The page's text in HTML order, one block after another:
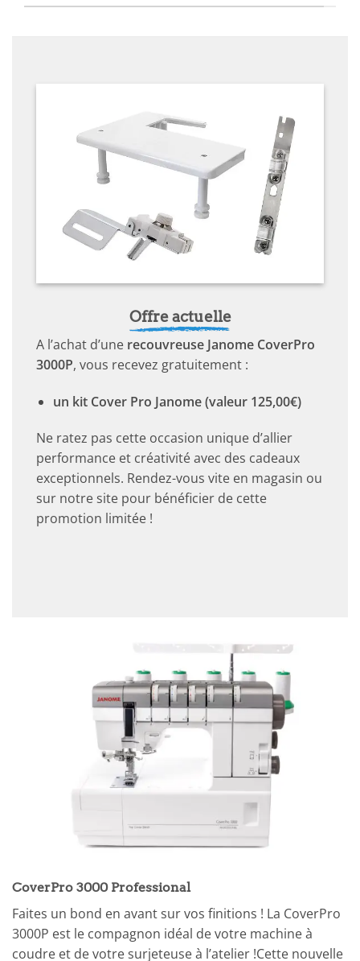
Offre actuelle
A l’achat d’une recouvreuse Janome CoverPro
3000P, vous recevez gratuitement :
un kit Cover Pro Janome (valeur 125,00€)
Ne ratez pas cette occasion unique d’allier
performance et créativité avec des cadeaux
exceptionnels. Rendez-vous vite en magasin ou
sur notre site pour bénéficier de cette
promotion limitée !
CoverPro 3000 Professional
Faites un bond en avant sur vos finitions ! La CoverPro
3000P est le compagnon idéal de votre machine à
coudre et de votre surjeteuse à l’atelier !Cette nouvelle